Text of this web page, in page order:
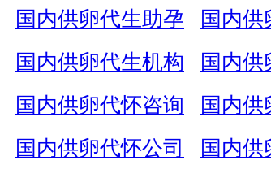
国内供卵代生助孕
国内供
国内供卵代生机构
国内供
国内供卵代怀咨询
国内
国内供卵代怀公司
国内供